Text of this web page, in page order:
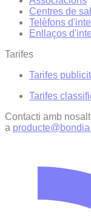
Centres de
Telèfons
Enllaços
Tarifes
Tarifes
Tarifes
Contacti amb
a